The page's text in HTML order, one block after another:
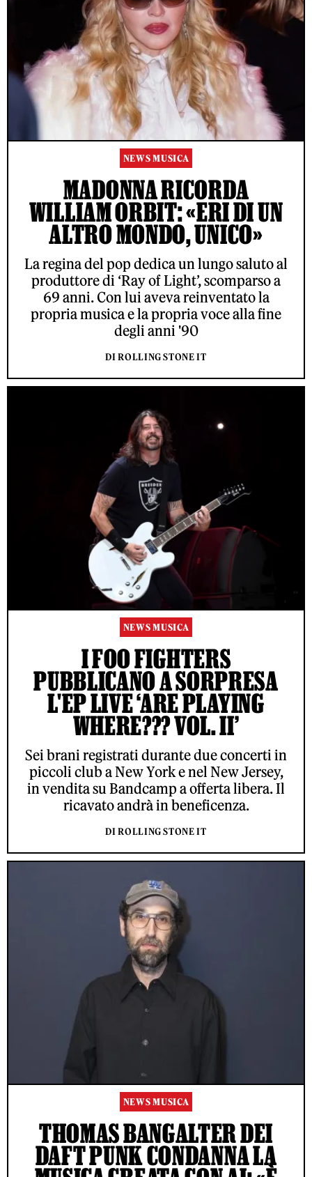
NEWS MUSICA
MADONNA RICORDA
WILLIAM ORBIT: «ERI DI UN
ALTRO MONDO, UNICO»
La regina del pop dedica un lungo saluto al
produttore di ‘Ray of Light’, scomparso a
69 anni. Con lui aveva reinventato la
propria musica e la propria voce alla fine
degli anni '90
DI ROLLING STONE IT
NEWS MUSICA
I FOO FIGHTERS
PUBBLICANO A SORPRESA
L'EP LIVE ‘ARE PLAYING
WHERE??? VOL. II’
Sei brani registrati durante due concerti in
piccoli club a New York e nel New Jersey,
in vendita su Bandcamp a offerta libera. Il
ricavato andrà in beneficenza.
DI ROLLING STONE IT
NEWS MUSICA
THOMAS BANGALTER DEI
DAFT PUNK CONDANNA LA